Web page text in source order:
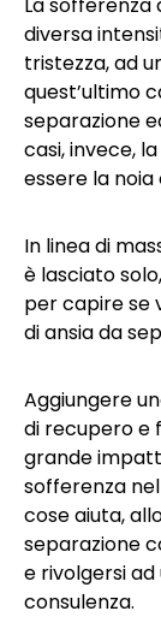
diversa
tristezza, ad
quest’ultimo
separazione
casi, invece,
essere la
In linea di
è lasciato
per capire se
di ansia da
Aggiungere
di recupero e
grande
sofferenza
cose aiuta,
separazione
e rivolgersi
consulenza.